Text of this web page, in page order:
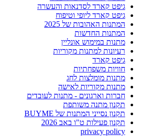
גיפט קארד לסדנאות והעשרה
גיפט קארד ליופי וטיפוח
המתנות האהובות של 2025
המתנות החדשות
מתנות במימוש אונליין
רעיונות למתנות מקוריות
גיפט קארד
חוויות משפחתיות
מתנות מומלצות לחג
מתנות מקוריות לאישה
חברות וארגונים - מתנות לעובדים
תקנון מתנה משותפת
תקנון נסייני המתנות של BUYME
תקנון פעילות ט"ו באב 2026
privacy policy